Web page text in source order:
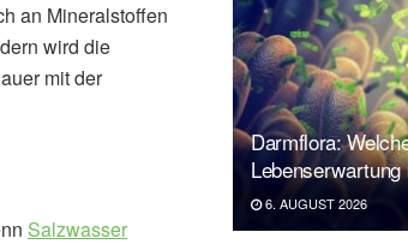
an Mineralstoffen
wird die
mit der
Salzwasser
Darmflora:
6. AUGUST 2026